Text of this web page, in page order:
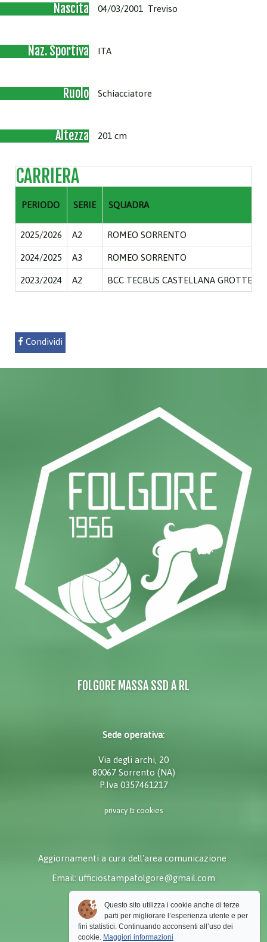
Nascita 04/03/2001 Treviso
Naz. Sportiva ITA
Ruolo Schiacciatore
Altezza 201 cm
CARRIERA
PERIODO SERIE SQUADRA
2025/2026 A2 ROMEO SORRENTO
2024/2025 A3 ROMEO SORRENTO
2023/2024 A2 BCC TECBUS CASTELLANA GROTTE
Condividi
FOLGORE MASSA SSD A RL
Sede operativa:
Via degli archi, 20
80067 Sorrento (NA)
P.Iva 0357461217
privacy & cookies
Aggiornamenti a cura dell'area comunicazione
Email: ufficiostampafolgore@gmail.com
Questo sito utilizza i cookie anche di terze
parti per migliorare l’esperienza utente e per
fini statistici. Continuando acconsenti all’uso dei
cookie. Maggiori informazioni